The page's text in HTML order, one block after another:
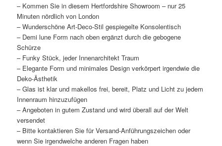
– Kommen Sie in diesem Hertfordshire Showroom – nur 25
Minuten nördlich von London
– Wunderschöne Art-Deco-Stil gespiegelte Konsolentisch
– Demi lune Form nach oben ergänzt durch die gebogene
Schürze
– Funky Stück, jeder Innenarchitekt Traum
– Elegante Form und minimales Design verkörpert irgendwie die
Deko-Ästhetik
– Glas ist klar und makellos frei, bereit, Platz und Licht zu jedem
Innenraum hinzuzufügen
– Angeboten in gutem Zustand und wird überall auf der Welt
versendet
– Bitte kontaktieren Sie für Versand-Anführungszeichen oder
wenn Sie irgendwelche anderen Fragen haben